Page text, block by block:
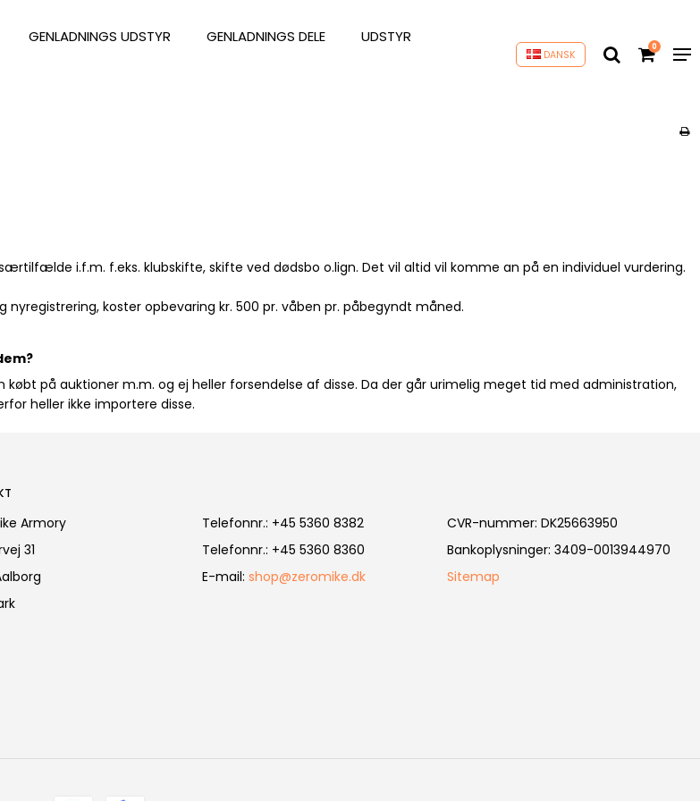
GENLADNINGS UDSTYR GENLADNINGS DELE
UDSTYR
DANSK
0
i.f.m. f.eks. klubskifte, skifte ved dødsbo o.lign. Det vil altid vil komme an på en individuel vurdering.
koster opbevaring kr. 500 pr. våben pr. påbegyndt måned.
på auktioner m.m. og ej heller forsendelse af disse. Da der går urimelig meget tid med administration,
heller ikke importere disse.
Armory
31
Telefonnr.: +45 5360 8382
Telefonnr.: +45 5360 8360
E-mail: shop@zeromike.dk
CVR-nummer: DK25663950
Bankoplysninger: 3409-0013944970
Sitemap